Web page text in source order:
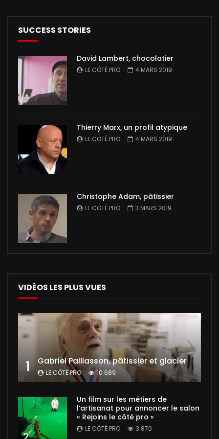
SUCCESS STORIES
David Lambert, chocolatier
LE CÔTÉ PRO 4 MARS 2019
Thierry Marx, un profil atypique
LE CÔTÉ PRO 4 MARS 2019
Christophe Adam, pâtissier
LE CÔTÉ PRO 3 MARS 2019
VIDÉOS LES PLUS VUES
1 Gabriel Paillasson, pâtissier et glacier
LE CÔTÉ PRO 10 689
Un film sur les métiers de
l’artisanat pour annoncer le salon
« Rejoins le côté pro »
LE CÔTÉ PRO 3 870